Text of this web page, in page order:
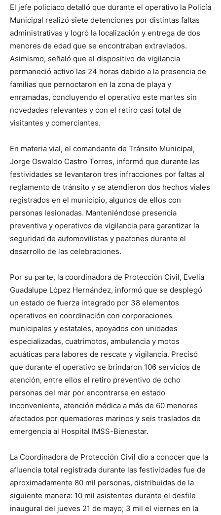
El jefe policiaco detalló que durante el operativo la Policía
Municipal realizó siete detenciones por distintas faltas
administrativas y logró la localización y entrega de dos
menores de edad que se encontraban extraviados.
Asimismo, señaló que el dispositivo de vigilancia
permaneció activo las 24 horas debido a la presencia de
familias que pernoctaron en la zona de playa y
enramadas, concluyendo el operativo este martes sin
novedades relevantes y con el retiro casi total de
visitantes y comerciantes.
En materia vial, el comandante de Tránsito Municipal,
Jorge Oswaldo Castro Torres, informó que durante las
festividades se levantaron tres infracciones por faltas al
reglamento de tránsito y se atendieron dos hechos viales
registrados en el municipio, algunos de ellos con
personas lesionadas. Manteniéndose presencia
preventiva y operativos de vigilancia para garantizar la
seguridad de automovilistas y peatones durante el
desarrollo de las celebraciones.
Por su parte, la coordinadora de Protección Civil, Evelia
Guadalupe López Hernández, informó que se desplegó
un estado de fuerza integrado por 38 elementos
operativos en coordinación con corporaciones
municipales y estatales, apoyados con unidades
especializadas, cuatrimotos, ambulancia y motos
acuáticas para labores de rescate y vigilancia. Precisó
que durante el operativo se brindaron 106 servicios de
atención, entre ellos el retiro preventivo de ocho
personas del mar por encontrarse en estado
inconveniente, atención médica a más de 60 menores
afectados por quemadores marinos y seis traslados de
emergencia al Hospital IMSS-Bienestar.
La Coordinadora de Protección Civil dio a conocer que la
afluencia total registrada durante las festividades fue de
aproximadamente 80 mil personas, distribuidas de la
siguiente manera: 10 mil asistentes durante el desfile
inaugural del jueves 21 de mayo; 3 mil el viernes en la